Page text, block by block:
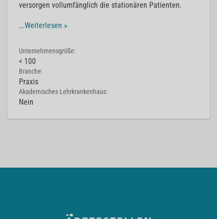
versorgen vollumfänglich die stationären Patienten.
...Weiterlesen »
Unternehmensgröße:
< 100
Branche:
Praxis
Akademisches Lehrkrankenhaus:
Nein